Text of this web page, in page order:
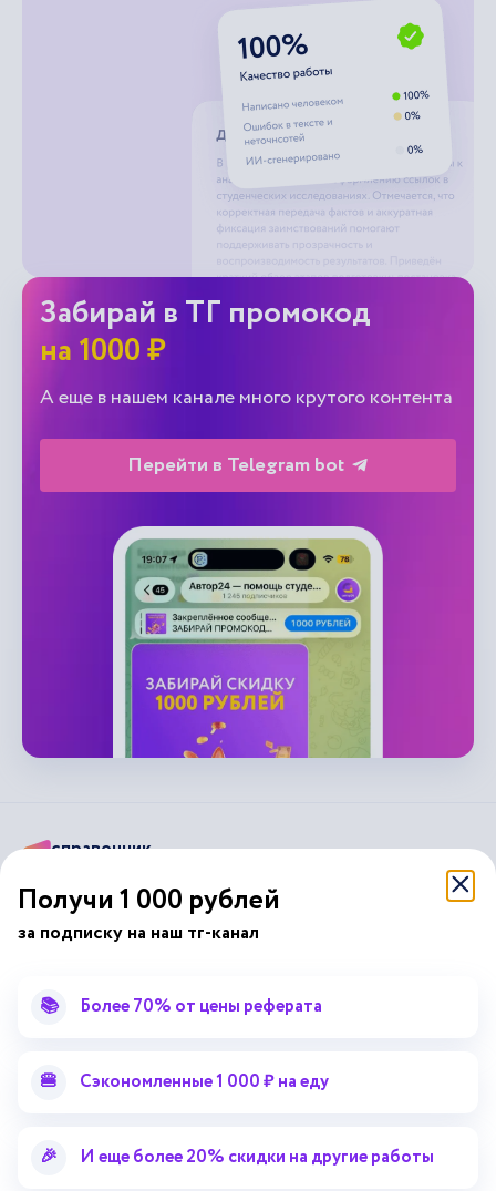
Забирай в ТГ промокод
на 1000 ₽
А еще в нашем канале много крутого контента
Перейти в Telegram bot
справочник
Подписывайся на наши соц. сети
Научные статьи
Методические указания
Статьи от экспертов
Отзывы об Автор24
Помощь эксперта
Поиск репетитора
Получи 1 000 рублей
за подписку на наш тг-канал
📚 Более 70% от цены реферата
🍔 Сэкономленные 1 000 ₽ на еду
🎉 И еще более 20% скидки на другие работы